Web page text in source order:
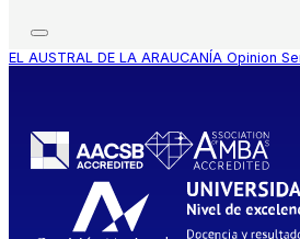
EL AUSTRAL DE LA ARAUCANÍA Opinion